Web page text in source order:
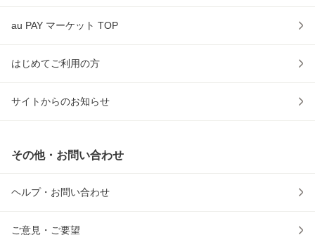
au PAY マーケット TOP
はじめてご利用の方
サイトからのお知らせ
その他・お問い合わせ
ヘルプ・お問い合わせ
ご意見・ご要望